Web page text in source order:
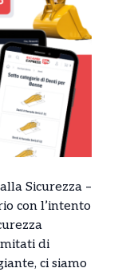
Sicurezza –
con l’intento
di
ci siamo